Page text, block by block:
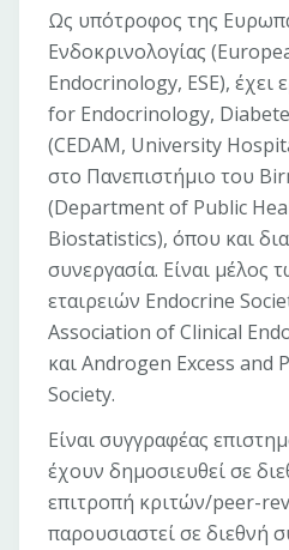
Ως υπότροφος της
Ενδοκρινολογίας
Endocrinology, ESE), έχει
for Endocrinology,
(CEDAM, University
στο Πανεπιστήμιο του
(Department of Public
Biostatistics), όπου και
συνεργασία. Είναι μέλος
εταιρειών Endocrine
Association of Clinical
και Androgen Excess and
Society.
Είναι συγγραφέας
έχουν δημοσιευθεί σε
επιτροπή κριτών/peer-
παρουσιαστεί σε διεθνή